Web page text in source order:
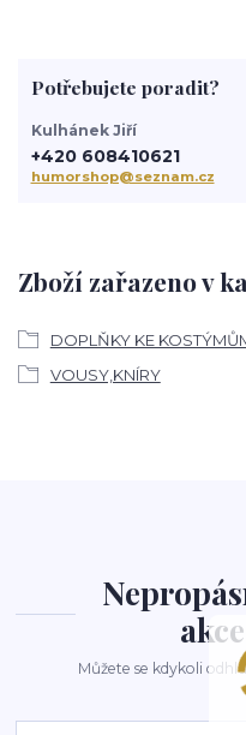
Zboží zařazeno v
DOPLŇKY KE
VOUSY,KNÍRY
Potřebujete poradit?
Kulhánek Jiří
+420 608410621
humorshop@seznam.cz
Můžete se kdykoli